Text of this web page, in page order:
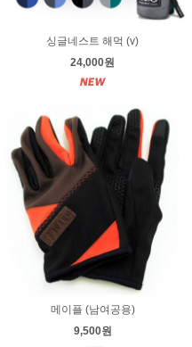
싱글네스트 해먹 (v)
24,000원
메이플 (남여공용)
9,500원